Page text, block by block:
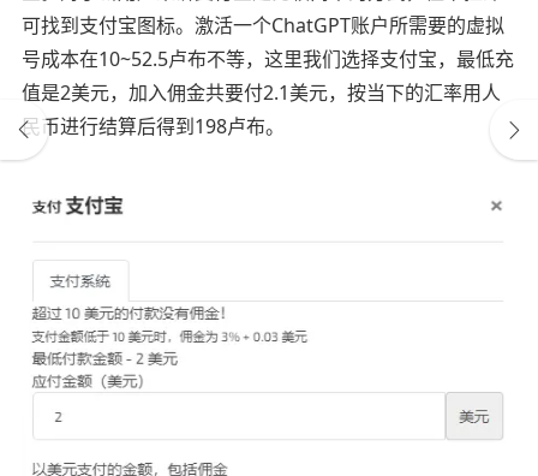
可找到支付宝图标。激活一个ChatGPT账户所需要的虚拟
号成本在10~52.5卢布不等，这里我们选择支付宝，最低充
值是2美元，加入佣金共要付2.1美元，按当下的汇率用人
民币进行结算后得到198卢布。